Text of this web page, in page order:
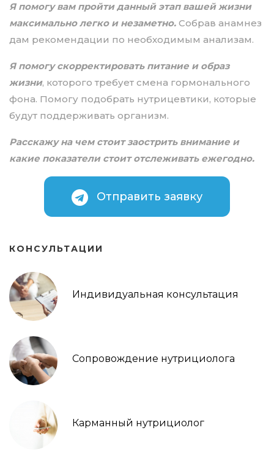
Я помогу вам пройти данный этап вашей жизни
максимально легко и незаметно. Собрав анамнез
дам рекомендации по необходимым анализам.
Я помогу скорректировать питание и образ
жизни, которого требует смена гормонального
фона. Помогу подобрать нутрицевтики, которые
будут поддерживать организм.
Расскажу на чем стоит заострить внимание и
какие показатели стоит отслеживать ежегодно.
Отправить заявку
КОНСУЛЬТАЦИИ
Индивидуальная консультация
Сопровождение нутрициолога
Карманный нутрициолог